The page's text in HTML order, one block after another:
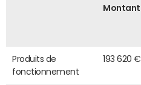
Montant
Produits de
fonctionnement
193 620 €